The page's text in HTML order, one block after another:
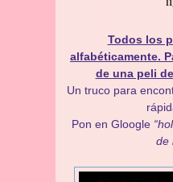
Todos los
alfabéticamente.
de una peli
Un truco para
Pon en Gloogle
de